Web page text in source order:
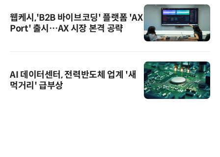
웹케시,'B2B 바이브코딩' 플랫폼 'AX
Port' 출시…AX 시장 본격 공략
AI 데이터센터, 전력반도체 업계 '새
먹거리' 급부상